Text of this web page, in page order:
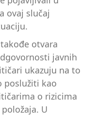
ovaj slučaj
otvara
javnih
ukazuju na to
poslužiti kao
o rizicima
U